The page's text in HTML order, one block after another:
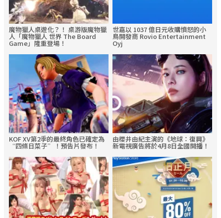
魔物獵人桌遊化？！ 桌游版魔物獵
人「魔物獵人 世界 The Board
Game」隆重登場！
世嘉以 1037 億日元收購憤怒的小
鳥開發商 Rovio Entertainment
Oyj
KOF XV第2季的最終角色已確定為
“四條日菜子”！預告片發布！
由櫻井由紀主演的《地球：復興》
新電視廣告將於4月8日全國開播！